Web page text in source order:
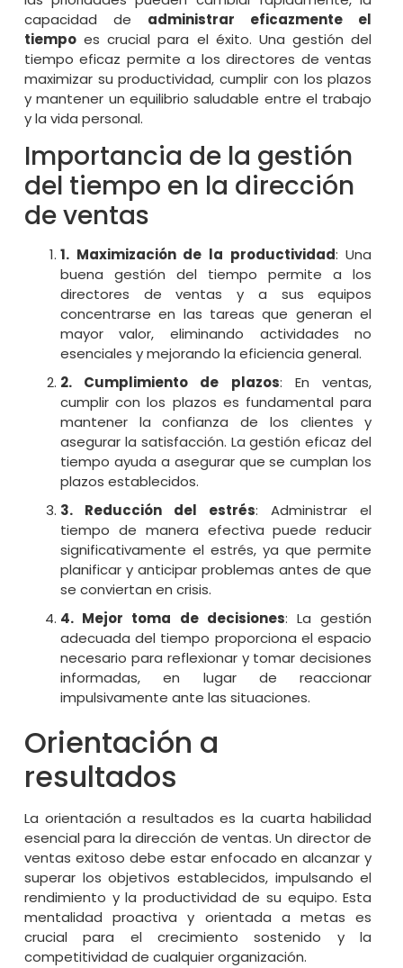
capacidad de administrar eficazmente el
tiempoes crucial para el éxito. Una gestión del
tiempo eficaz permite a los directores de ventas
maximizar su productividad, cumplir con los plazos
y mantener un equilibrio saludable entre el trabajo
y la vida personal.
Importancia de la gestión
del tiempo en la dirección
de ventas
1. Maximización de la productividad: Una
buena gestión del tiempo permite a los
directores de ventas y a sus equipos
concentrarse en las tareas que generan el
mayor valor, eliminando actividades no
esenciales y mejorando la eficiencia general.
2. Cumplimiento de plazos: En ventas,
cumplir con los plazos es fundamental para
mantener la confianza de los clientes y
asegurar la satisfacción. La gestión eficaz del
tiempo ayuda a asegurar que se cumplan los
plazos establecidos.
3. Reducción del estrés: Administrar el
tiempo de manera efectiva puede reducir
significativamente el estrés, ya que permite
planificar y anticipar problemas antes de que
se conviertan en crisis.
4. Mejor toma de decisiones: La gestión
adecuada del tiempo proporciona el espacio
necesario para reflexionar y tomar decisiones
informadas, en lugar de reaccionar
impulsivamente ante las situaciones.
Orientación a
resultados
La orientación a resultados es la cuarta habilidad
esencial para la dirección de ventas. Un director de
ventas exitoso debe estar enfocado en alcanzar y
superar los objetivos establecidos, impulsando el
rendimiento y la productividad de su equipo. Esta
mentalidad proactiva y orientada a metas es
crucial para el crecimiento sostenido y la
competitividad de cualquier organización.